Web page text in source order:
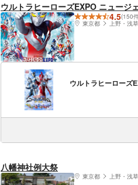
ウルトラヒーローズEXPO ニュージ
4.5(150
東京都
上野・浅
ウルトラヒーローズ
八幡神社例大祭
東京都 上野・浅